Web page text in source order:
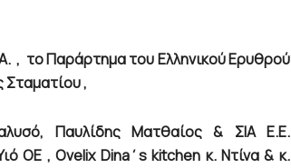
, το Παράρτημα του Ελληνικού Ερυθρού
,
Παυλίδης Ματθαίος & ΣΙΑ Ε.Ε.
ΟΕ ,Ovelix Dina΄s kitchen κ. Ντίνα & κ.